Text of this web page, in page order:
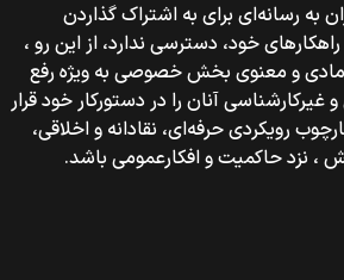
رسانه‌ای برای به اشتراک گذاردن
خود، دسترسی ندارد، از این رو ،
مادی و معنوی بخش خصوصی به ویژه رفع
آنان را در دستورکار خود قرار
رویکردی حرفه‌ای، نقادانه و اخلاقی،
، نزد حاکمیت و افکارعمومی باشد.